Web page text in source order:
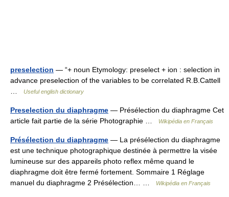
preselection — “+ noun Etymology: preselect + ion : selection in
advance preselection of the variables to be correlated R.B.Cattell
Useful english dictionary
Preselection du diaphragme — Présélection du diaphragme Cet
article fait partie de la série Photographie …
Wikipédia en Français
Présélection du diaphragme — La présélection du diaphragme
est une technique photographique destinée à permettre la visée
lumineuse sur des appareils photo reflex même quand le
diaphragme doit être fermé fortement. Sommaire 1 Réglage
manuel du diaphragme 2 Présélection… …
Wikipédia en Français